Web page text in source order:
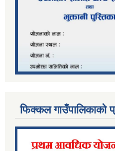
फिक्कल गाउँपालिकाको